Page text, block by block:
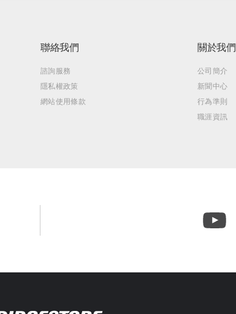
聯絡我們
諮詢服務
隱私權政策
網站使用條款
關於我們
公司簡介
新聞中心
行為準則
職涯資訊